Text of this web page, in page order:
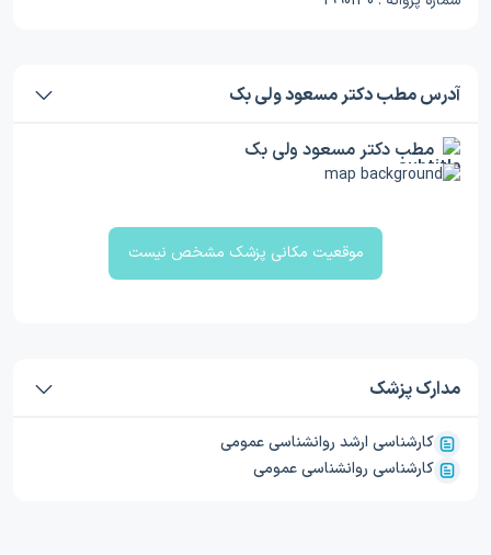
آدرس مطب دکتر مسعود ولی بک
مطب دکتر مسعود ولی بک
موقعیت مکانی پزشک مشخص نیست
مدارک پزشک
کارشناسی ارشد روانشناسی عمومی
کارشناسی روانشناسی عمومی